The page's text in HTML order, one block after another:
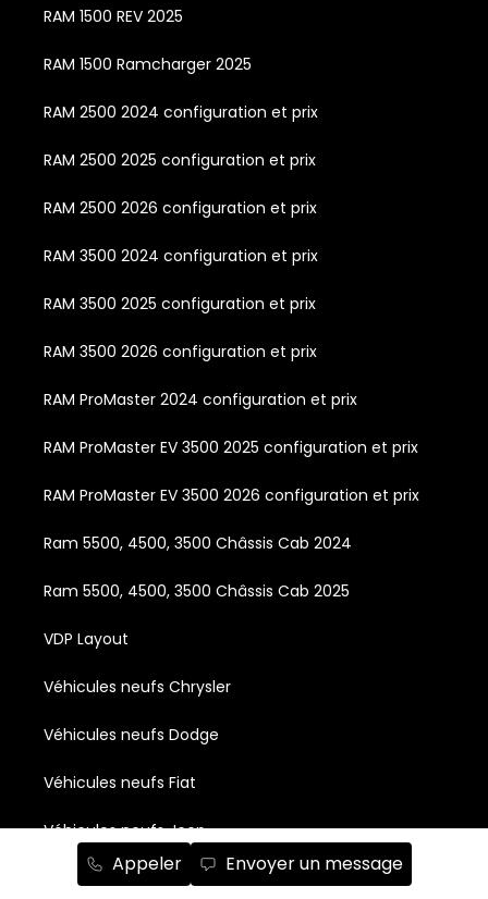
Appeler Envoyer un message
RAM 1500 REV 2025
RAM 1500 Ramcharger 2025
RAM 2500 2024 configuration et prix
RAM 2500 2025 configuration et prix
RAM 2500 2026 configuration et prix
RAM 3500 2024 configuration et prix
RAM 3500 2025 configuration et prix
RAM 3500 2026 configuration et prix
RAM ProMaster 2024 configuration et prix
RAM ProMaster EV 3500 2025 configuration et prix
RAM ProMaster EV 3500 2026 configuration et prix
Ram 5500, 4500, 3500 Châssis Cab 2024
Ram 5500, 4500, 3500 Châssis Cab 2025
VDP Layout
Véhicules neufs Chrysler
Véhicules neufs Dodge
Véhicules neufs Fiat
Véhicules neufs Jeep
Véhicules neufs RAM